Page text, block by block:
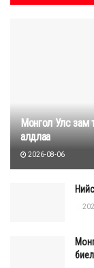
Монгол Улс зам
алдлаа
2026-08-06